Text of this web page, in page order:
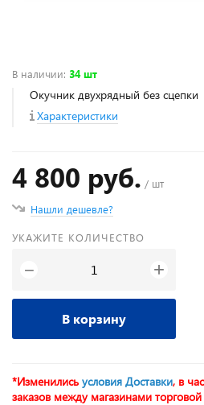
В наличии: 34 шт
Окучник двухрядный без сцепки
Характеристики
4 800 руб. / шт
Нашли дешевле?
УКАЖИТЕ КОЛИЧЕСТВО
− +
В корзину
*Изменились условия Доставки, в
заказов между магазинами торговой